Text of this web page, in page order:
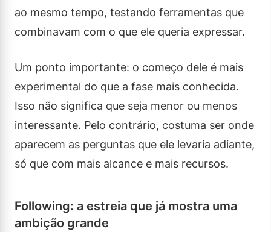
ao mesmo tempo, testando ferramentas que
combinavam com o que ele queria expressar.
Um ponto importante: o começo dele é mais
experimental do que a fase mais conhecida.
Isso não significa que seja menor ou menos
interessante. Pelo contrário, costuma ser onde
aparecem as perguntas que ele levaria adiante,
só que com mais alcance e mais recursos.
Following: a estreia que já mostra uma
ambição grande